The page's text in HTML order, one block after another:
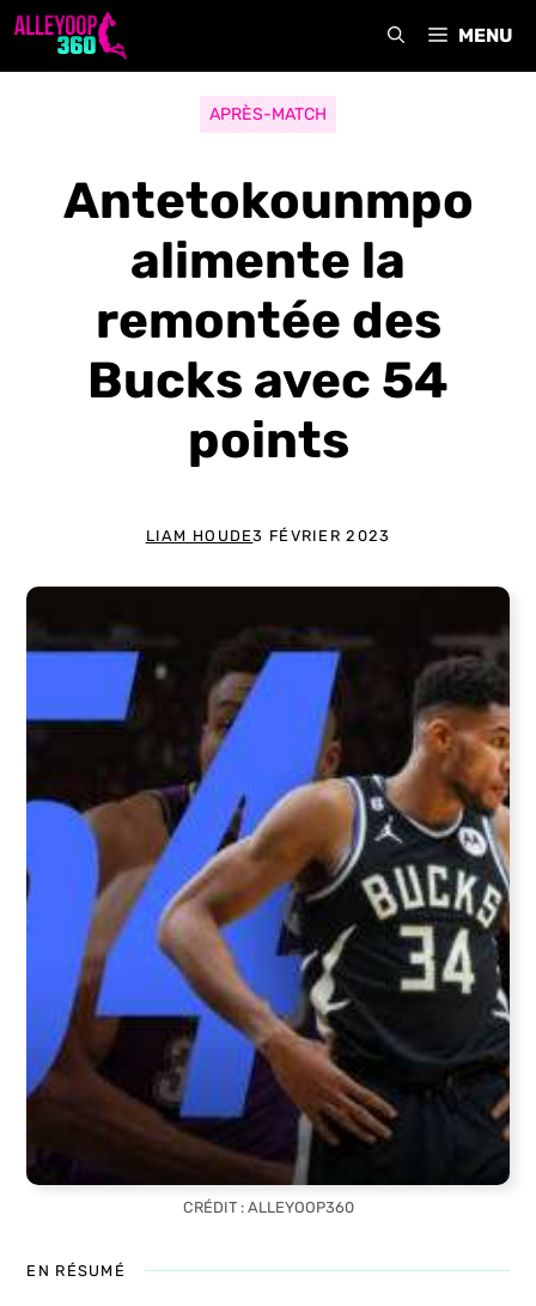
Aller
MENU
APRÈS-MATCH
Antetokounmpo
alimente la
remontée des
Bucks avec 54
points
LIAM HOUDE3 FÉVRIER 2023
CRÉDIT : ALLEYOOP360
EN RÉSUMÉ